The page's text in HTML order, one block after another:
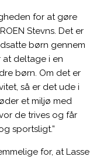
for at gøre
Stevns. Det er
børn gennem
at deltage i en
børn. Om det er
så er det ude i
et miljø med
de trives og får
sportsligt.”
for, at Lasse